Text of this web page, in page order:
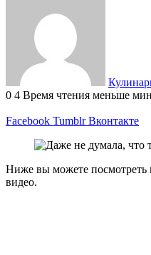
0 4 Время чтения меньше
Facebook Tumblr Вконтакте
Ниже вы можете посмотреть
видео.